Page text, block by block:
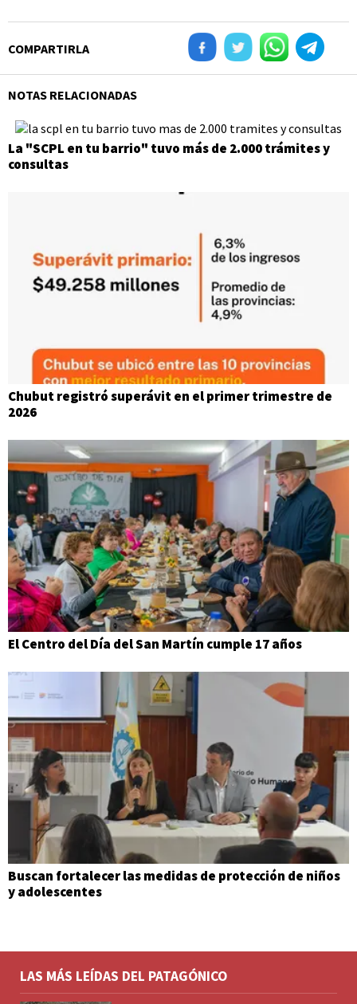
COMPARTIRLA
NOTAS RELACIONADAS
La "SCPL en tu barrio" tuvo más de 2.000 trámites y
consultas
Chubut registró superávit en el primer trimestre de
2026
El Centro del Día del San Martín cumple 17 años
Buscan fortalecer las medidas de protección de niños
y adolescentes
LAS MÁS LEÍDAS DEL PATAGÓNICO